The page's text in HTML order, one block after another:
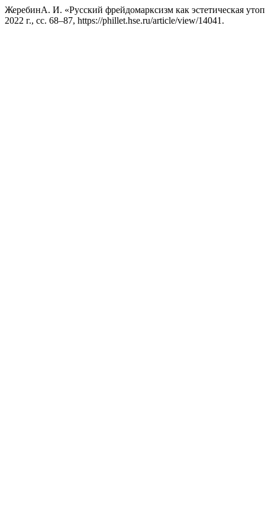
ЖеребинА. И. «Русский фрейдомарксизм как эстетическая
2022 г., сс. 68–87, https://phillet.hse.ru/article/view/14041.